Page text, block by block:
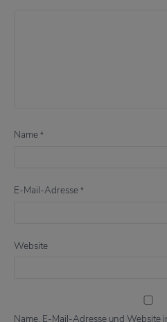
Name *
E-Mail-Adresse *
Website
Name, E-Mail-Adresse und Website